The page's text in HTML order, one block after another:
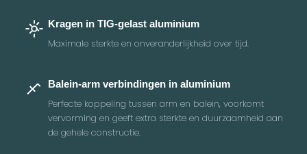
Kragen in TIG-gelast aluminium
Maximale sterkte en onveranderlijkheid over tijd.
Balein-arm verbindingen in aluminium
Perfecte koppeling tussen arm en balein, voorkomt
vervorming en geeft extra sterkte en duurzaamheid aan
de gehele constructie.